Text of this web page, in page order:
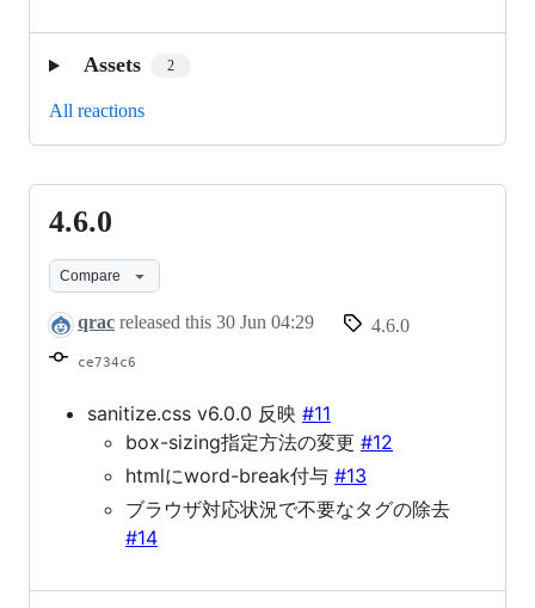
Assets 2
All reactions
4.6.0
4.6.0
Compare
qrac released this 30 Jun 04:29 4.6.0
ce734c6
sanitize.css v6.0.0 反映 #11
box-sizing指定方法の変更 #12
htmlにword-break付与 #13
ブラウザ対応状況で不要なタグの除去
#14